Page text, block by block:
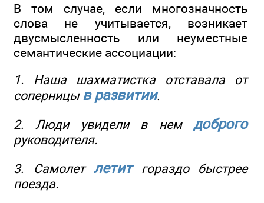
В том случае, если многозначность
слова не учитывается, возникает
двусмысленность или неуместные
семантические ассоциации:
1. Наша шахматистка отставала от
соперницы в развитии.
2. Люди увидели в нем доброго
руководителя.
3. Самолет летитгораздо быстрее
поезда.